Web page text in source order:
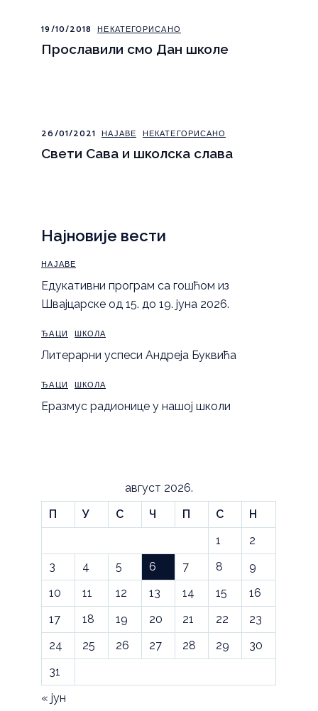
19/10/2018 НЕКАТЕГОРИСАНО
Прославили смо Дан школе
26/01/2021 НАЈАВЕ НЕКАТЕГОРИСАНО
Свети Сава и школска слава
Најновије вести
НАЈАВЕ
Eдукативни програм са гошћом из
Швајцарске од 15. до 19. јуна 2026.
ЂАЦИ ШКОЛА
Литерарни успеси Андреја Буквића
ЂАЦИ ШКОЛА
Еразмус радионице у нашој школи
август 2026.
П
У С Ч П С
Н
1
2
3
4 5 6 7 8
9
10
11 12 13 14 15
16
17
18 19 20 21 22
23
24
25 26 27 28 29
30
31
« јун